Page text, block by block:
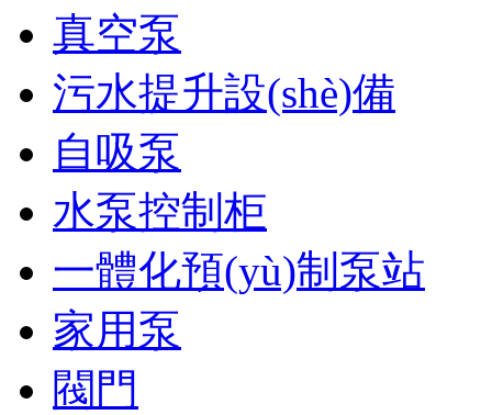
真空泵
污水提升設(shè)備
自吸泵
水泵控制柜
一體化預(yù)制泵站
家用泵
閥門